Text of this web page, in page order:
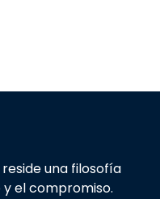
una filosofía
el compromiso.